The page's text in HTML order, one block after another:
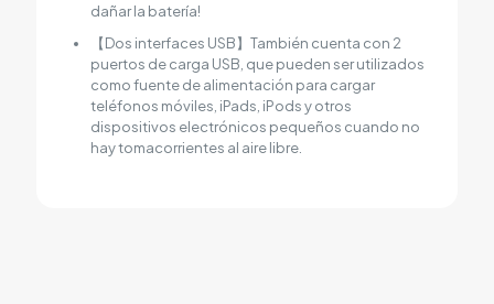
dañar la batería!
【Dos interfaces USB】También cuenta con 2
puertos de carga USB, que pueden ser utilizados
como fuente de alimentación para cargar
teléfonos móviles, iPads, iPods y otros
dispositivos electrónicos pequeños cuando no
hay tomacorrientes al aire libre.